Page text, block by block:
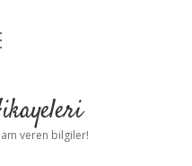
veren bilgiler!